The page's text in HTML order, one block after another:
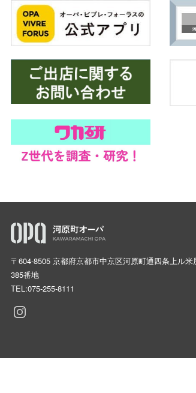
〒604-8505 京都府京都市中京区河原町通四条上ル米
385番地
TEL:075-255-8111